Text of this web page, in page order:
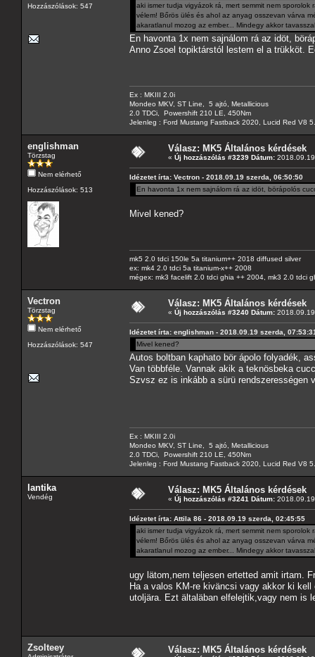
Hozzászólások: 547
aki ismer tudja vigyázok rá, mert semmit nem
vélem! Bőrös ülés és ahol az anyag osszevan várva
akaratlanul mozog az ember... Mindegy akkor
En havonta 1x nem sajnálom rá az idöt,
Anno Zsoel topiktárstól lestem el a trükköt.
Ex : MKIII 2.0i
Mondeo MKV, ST Line, 5 ajtó, Metallicious
2.0 TDCi, Powershift 210 LE, 450Nm
Jelenleg : Ford Mustang Fastback 2020, Lucid Red V8
englishman
Törzstag
Nem elérhető
Hozzászólások: 513
Válasz: MK5 Általános kérdések
« Új hozzászólás #3239 Dátum:
Idézetet írta: Vectron - 2018.09.19 szerda, 06:50:50
En havonta 1x nem sajnálom rá az idöt, börápolós
Mivel kened?
mk5 2.0 tdci 150le 5a titanium++ 2018 diffused silver
ex: mk4 2.0 tdci 5a titanium-x++ 2008
mégex: mk3 facelift 2.0 tdci ghia ++ 2004, mk3 2.0 tdci
Vectron
Törzstag
Nem elérhető
Hozzászólások: 547
Válasz: MK5 Általános kérdések
« Új hozzászólás #3240 Dátum:
Idézetet írta: englishman - 2018.09.19 szerda,
Mivel kened?
Autos boltban kaphato bör ápolo folyadék,
Van többféle. Vannak akik a teknösbeka
Szvsz ez is inkább a sürü rendszerességen
Ex : MKIII 2.0i
Mondeo MKV, ST Line, 5 ajtó, Metallicious
2.0 TDCi, Powershift 210 LE, 450Nm
Jelenleg : Ford Mustang Fastback 2020, Lucid Red V8
lantika
Vendég
Válasz: MK5 Általános kérdések
« Új hozzászólás #3241 Dátum:
Idézetet írta: Attila 86 - 2018.09.19 szerda, 02:45:55
aki ismer tudja vigyázok rá, mert semmit nem
vélem! Bőrös ülés és ahol az anyag osszevan várva
akaratlanul mozog az ember... Mindegy akkor
ugy lätom,nem teljesen ertetted amit irtam.
Ha a valos KM-re kiväncsi vagy akkor ki
utoljära. Ezt ältaläban elfelejtik,vagy nem is
Zsolteey Válasz: MK5 Általános kérdések